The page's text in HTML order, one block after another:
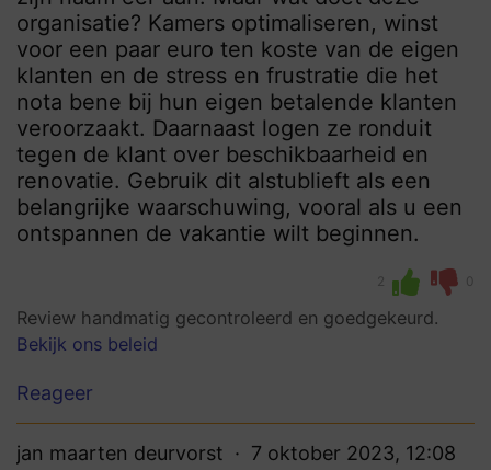
organisatie? Kamers optimaliseren, winst
voor een paar euro ten koste van de eigen
klanten en de stress en frustratie die het
nota bene bij hun eigen betalende klanten
veroorzaakt. Daarnaast logen ze ronduit
tegen de klant over beschikbaarheid en
renovatie. Gebruik dit alstublieft als een
belangrijke waarschuwing, vooral als u een
ontspannen de vakantie wilt beginnen.
2 0
Review handmatig gecontroleerd en goedgekeurd.
Bekijk ons beleid
Reageer
jan maarten deurvorst 7 oktober 2023, 12:08